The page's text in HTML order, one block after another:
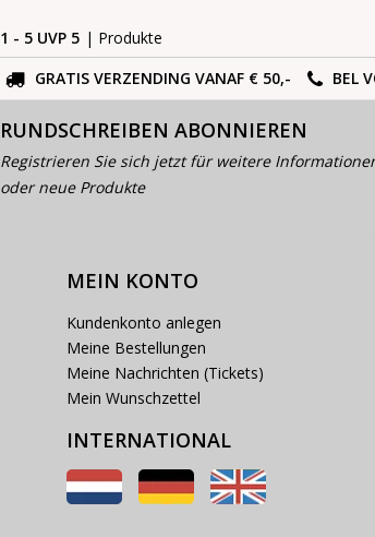
1 - 5 UVP 5 | Produkte
GRATIS VERZENDING VANAF € 50,-
BEL
RUNDSCHREIBEN ABONNIEREN
Registrieren Sie sich jetzt für weitere
oder neue Produkte
MEIN KONTO
Kundenkonto anlegen
Meine Bestellungen
Meine Nachrichten (Tickets)
Mein Wunschzettel
INTERNATIONAL